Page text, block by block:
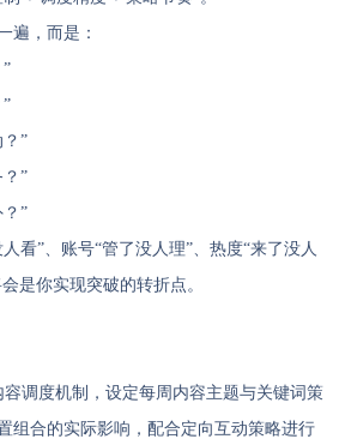
遍，而是：
”
”
”
看”、账号“管了没人理”、热度“来了没人
是你实现突破的转折点。
调度机制，设定每周内容主题与关键词策
组合的实际影响，配合定向互动策略进行